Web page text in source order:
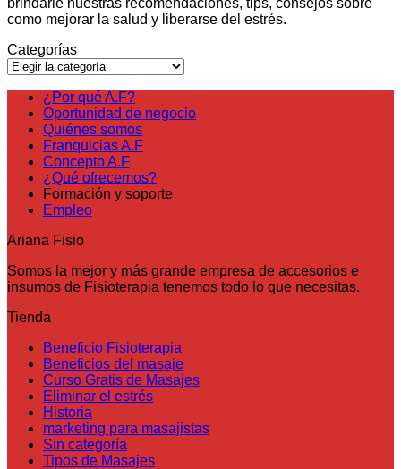
como mejorar la salud y liberarse del estrés.
Categorías
Categorías
¿Por qué A.F?
Oportunidad de negocio
Quiénes somos
Franquicias A.F
Concepto A.F
¿Qué ofrecemos?
Formación y soporte
Empleo
Ariana Fisio
Somos la mejor y más grande empresa de accesorios e
insumos de Fisioterapia tenemos todo lo que necesitas.
Tienda
Beneficio Fisioterapia
Beneficios del masaje
Curso Gratis de Masajes
Eliminar el estrés
Historia
marketing para masajistas
Sin categoría
Tipos de Masajes